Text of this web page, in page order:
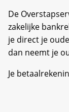
De
zakelijke
je direct je
dan neemt je
Je